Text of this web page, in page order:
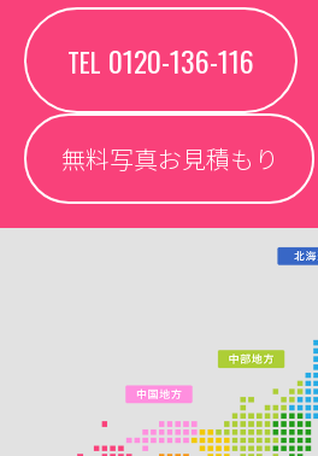
TEL 0120-136-116
無料写真お見積もり